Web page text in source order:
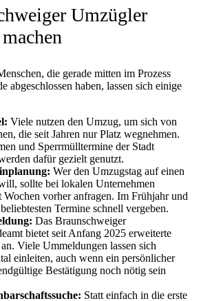
Umzügler
die gerade mitten im Prozess
abgeschlossen haben, lassen sich einige
Viele nutzen den Umzug, um sich von
die seit Jahren nur Platz wegnehmen.
und Sperrmülltermine der Stadt
dafür gezielt genutzt.
Wer den Umzugstag auf einen
sollte bei lokalen Unternehmen
Wochen vorher anfragen. Im Frühjahr und
Termine schnell vergeben.
Das Braunschweiger
bietet seit Anfang 2025 erweiterte
Viele Ummeldungen lassen sich
einleiten, auch wenn ein persönlicher
Bestätigung noch nötig sein
Statt einfach in die erste